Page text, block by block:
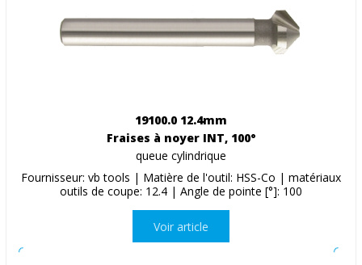
19100.0 12.4mm
Fraises à noyer INT, 100°
queue cylindrique
Fournisseur: vb tools | Matière de l'outil: HSS-Co | matériaux
outils de coupe: 12.4 | Angle de pointe [°]: 100
Voir article